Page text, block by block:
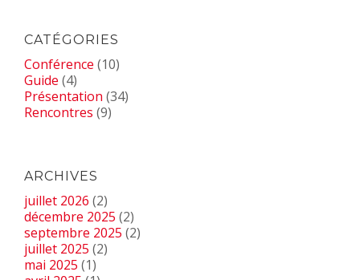
CATÉGORIES
Conférence (10)
Guide (4)
Présentation (34)
Rencontres (9)
ARCHIVES
juillet 2026 (2)
décembre 2025 (2)
septembre 2025 (2)
juillet 2025 (2)
mai 2025 (1)